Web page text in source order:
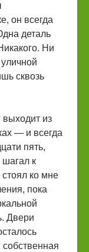
он всегда
деталь
Ни
сквозь
выходит из
— и всегда
пять,
шагал к
ко мне
пока
Двери